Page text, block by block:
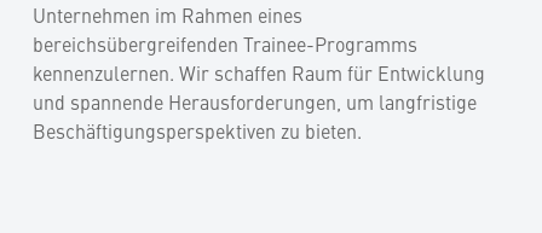
Unternehmen im Rahmen eines
bereichsübergreifenden Trainee-Programms
kennenzulernen. Wir schaffen Raum für Entwicklung
und spannende Herausforderungen, um langfristige
Beschäftigungsperspektiven zu bieten.